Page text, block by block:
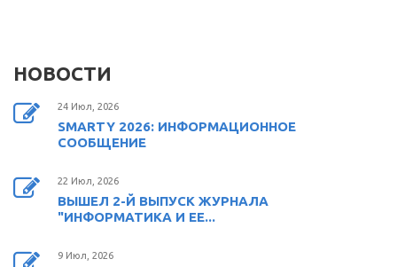
НОВОСТИ
24 Июл, 2026
SMARTY 2026: ИНФОРМАЦИОННОЕ
СООБЩЕНИЕ
22 Июл, 2026
ВЫШЕЛ 2-Й ВЫПУСК ЖУРНАЛА
"ИНФОРМАТИКА И ЕЕ...
9 Июл, 2026